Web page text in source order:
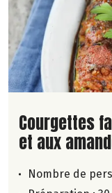
Lire la suite
Courgettes
et aux
Nombre de